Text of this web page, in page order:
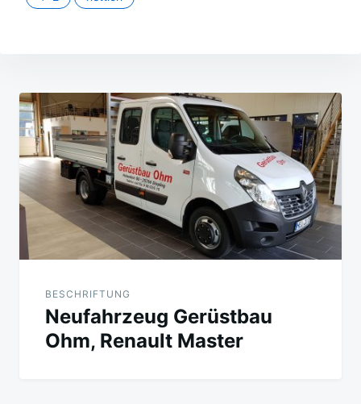
Beitragsnavigation
BESCHRIFTUNG
Neufahrzeug Gerüstbau
Ohm, Renault Master